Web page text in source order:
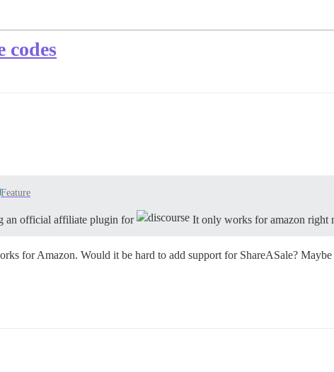
Feature
an official affiliate plugin for It only works for amazon
for Amazon. Would it be hard to add support for ShareASale?